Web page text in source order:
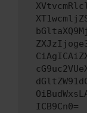
ICB9Cn0=